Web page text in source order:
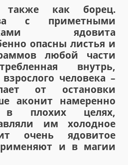
как борец.
с приметными
ядовита
опасны листья и
любой части
внутрь,
человека –
от остановки
аконит намеренно
в плохих целях,
им холодное
очень ядовитое
и в магии